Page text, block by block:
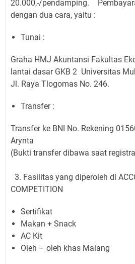
20.000,-/pendamping.
dengan dua cara, yaitu :
Tunai :
Graha HMJ Akuntansi Fakultas
lantai dasar GKB 2 Universitas
Jl. Raya Tlogomas No. 246.
Transfer :
Transfer ke BNI No. Rekening
Arynta
(Bukti transfer dibawa saat
3. Fasilitas yang diperoleh di
COMPETITION
Sertifikat
Makan + Snack
AC Kit
Oleh – oleh khas Malang